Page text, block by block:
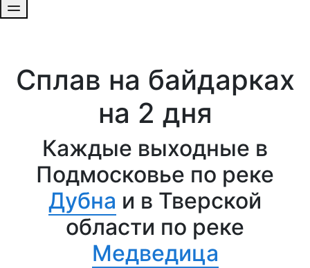
Сплав на байдарках
на 2 дня
Каждые выходные в
Подмосковье по реке
Дубна и в Тверской
области по реке
Медведица